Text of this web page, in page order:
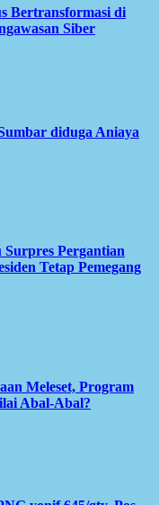
Bertransformasi di
Siber
diduga Aniaya
Surpres Pergantian
Tetap Pemegang
Meleset, Program
Abal-Abal?